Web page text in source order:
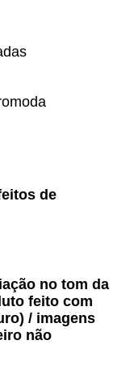
de
no tom da
feito com
/ imagens
não